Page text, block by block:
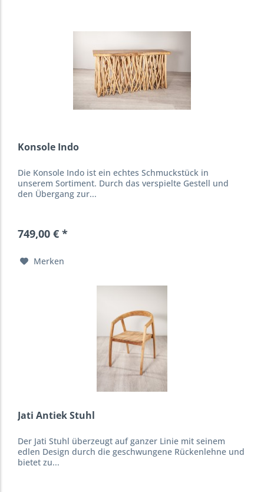
Konsole Indo
Die Konsole Indo ist ein echtes Schmuckstück in
unserem Sortiment. Durch das verspielte Gestell und
den Übergang zur...
749,00 € *
Merken
Jati Antiek Stuhl
Der Jati Stuhl überzeugt auf ganzer Linie mit seinem
edlen Design durch die geschwungene Rückenlehne und
bietet zu...